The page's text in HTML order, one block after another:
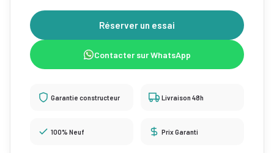
Réserver un essai
Contacter sur WhatsApp
Garantie constructeur Livraison 48h
100% Neuf Prix Garanti